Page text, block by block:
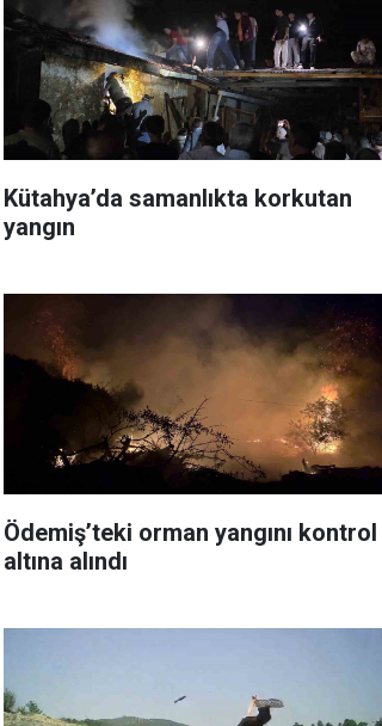
Kütahya’da samanlıkta korkutan
yangın
Ödemiş’teki orman yangını kontrol
altına alındı